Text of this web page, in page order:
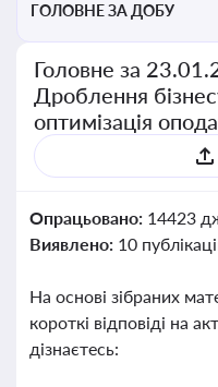
ГОЛОВНЕ ЗА ДОБУ
Головне за
Дроблення
оптимізація
Опрацьовано: 14423
Виявлено: 10
На основі зібраних
короткі відповіді на
дізнаєтесь: